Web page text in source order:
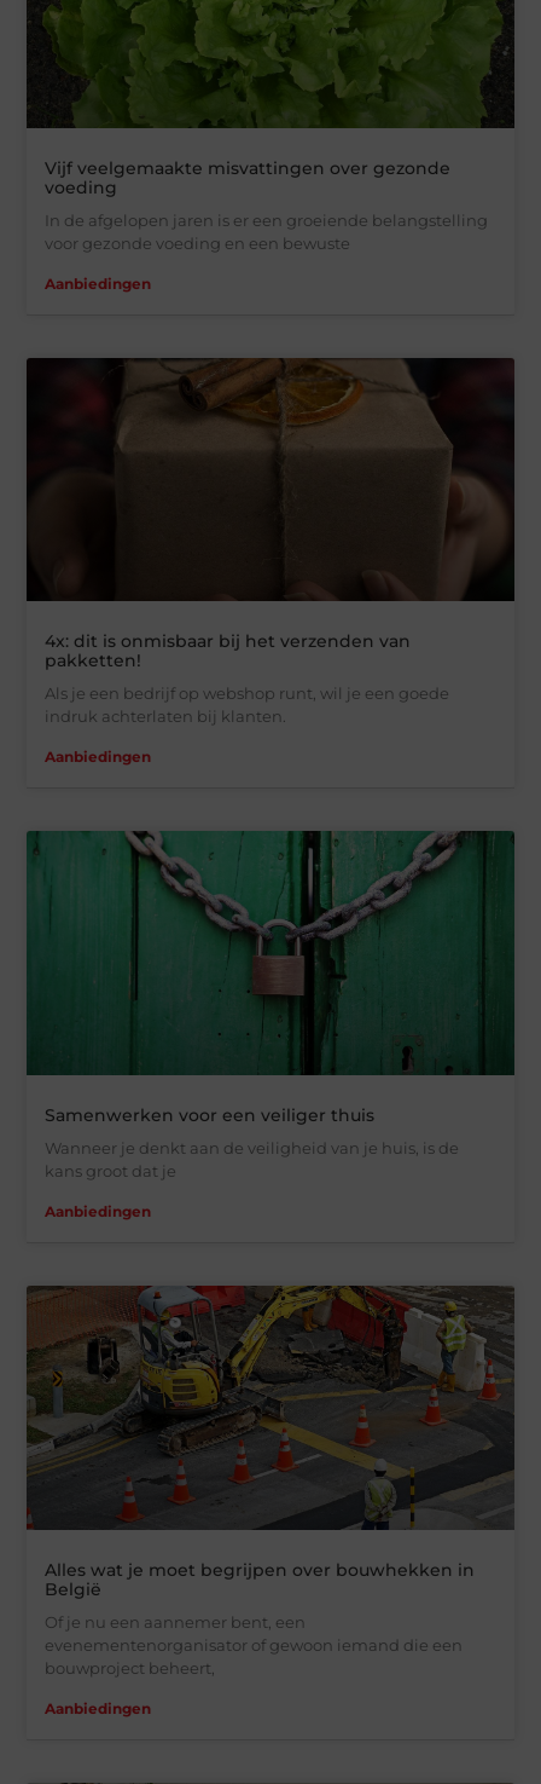
Vijf veelgemaakte misvattingen over gezonde
voeding
In de afgelopen jaren is er een groeiende belangstelling
voor gezonde voeding en een bewuste
Aanbiedingen
4x: dit is onmisbaar bij het verzenden van
pakketten!
Als je een bedrijf op webshop runt, wil je een goede
indruk achterlaten bij klanten.
Aanbiedingen
Samenwerken voor een veiliger thuis
Wanneer je denkt aan de veiligheid van je huis, is de
kans groot dat je
Aanbiedingen
Alles wat je moet begrijpen over bouwhekken in
België
Of je nu een aannemer bent, een
evenementenorganisator of gewoon iemand die een
bouwproject beheert,
Aanbiedingen